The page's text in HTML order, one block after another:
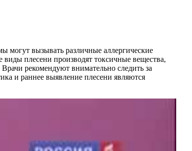
могут вызывать различные аллергические
плесени производят токсичные вещества,
рекомендуют внимательно следить за
и раннее выявление плесени являются